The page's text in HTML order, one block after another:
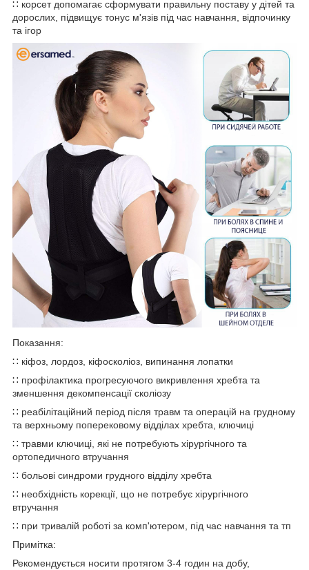
∷ корсет допомагає сформувати правильну поставу у дітей та
дорослих, підвищує тонус м'язів під час навчання, відпочинку
та ігор
Показання:
∷ кіфоз, лордоз, кіфосколіоз, випинання лопатки
∷ профілактика прогресуючого викривлення хребта та
зменшення декомпенсації сколіозу
∷ реабілітаційний період після травм та операцій на грудному
та верхньому поперековому відділах хребта, ключиці
∷ травми ключиці, які не потребують хірургічного та
ортопедичного втручання
∷ больові синдроми грудного відділу хребта
∷ необхідність корекції, що не потребує хірургічного
втручання
∷ при тривалій роботі за комп'ютером, під час навчання та тп
Примітка:
Рекомендується носити протягом 3-4 годин на добу,